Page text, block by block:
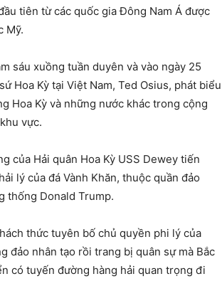
tiên từ các quốc gia Đông Nam Á được
Mỹ.
sáu xuồng tuần duyên và vào ngày 25
Hoa Kỳ tại Việt Nam, Ted Osius, phát biểu
Hoa Kỳ và những nước khác trong cộng
vực.
của Hải quân Hoa Kỳ USS Dewey tiến
lý của đá Vành Khăn, thuộc quần đảo
thống Donald Trump.
thức tuyên bố chủ quyền phi lý của
đảo nhân tạo rồi trang bị quân sự mà Bắc
có tuyến đường hàng hải quan trọng đi